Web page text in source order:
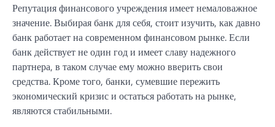
Репутация финансового учреждения имеет немаловажное
значение. Выбирая банк для себя, стоит изучить, как давно
банк работает на современном финансовом рынке. Если
банк действует не один год и имеет славу надежного
партнера, в таком случае ему можно вверить свои
средства. Кроме того, банки, сумевшие пережить
экономический кризис и остаться работать на рынке,
являются стабильными.